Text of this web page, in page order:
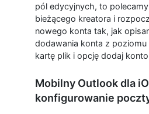
pól edycyjnych, to
bieżącego kreatora i
nowego konta tak, jak
dodawania konta z
kartę plik i opcję dodaj
Mobilny Outlook dla
konfigurowanie